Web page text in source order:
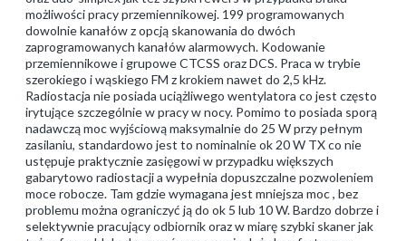
możliwości pracy przemiennikowej. 199 programowanych
dowolnie kanałów z opcją skanowania do dwóch
zaprogramowanych kanałów alarmowych. Kodowanie
przemiennikowe i grupowe CTCSS oraz DCS. Praca w trybie
szerokiego i wąskiego FM z krokiem nawet do 2,5 kHz.
Radiostacja nie posiada uciążliwego wentylatora co jest często
irytujące szczególnie w pracy w nocy. Pomimo to posiada sporą
nadawczą moc wyjściową maksymalnie do 25 W przy pełnym
zasilaniu, standardowo jest to nominalnie ok 20 W TX co nie
ustępuje praktycznie zasięgowi w przypadku większych
gabarytowo radiostacji a wypełnia dopuszczalne pozwoleniem
moce robocze. Tam gdzie wymagana jest mniejsza moc , bez
problemu można ograniczyć ją do ok 5 lub 10 W. Bardzo dobrze i
selektywnie pracujący odbiornik oraz w miarę szybki skaner jak